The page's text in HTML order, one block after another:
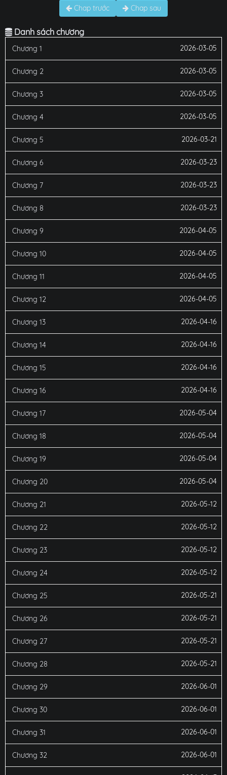
Chap trước Chap sau
Danh sách chương
Chương 1 2026-03-05
Chương 2 2026-03-05
Chương 3 2026-03-05
Chương 4 2026-03-05
Chương 5 2026-03-21
Chương 6 2026-03-23
Chương 7 2026-03-23
Chương 8 2026-03-23
Chương 9 2026-04-05
Chương 10 2026-04-05
Chương 11 2026-04-05
Chương 12 2026-04-05
Chương 13 2026-04-16
Chương 14 2026-04-16
Chương 15 2026-04-16
Chương 16 2026-04-16
Chương 17 2026-05-04
Chương 18 2026-05-04
Chương 19 2026-05-04
Chương 20 2026-05-04
Chương 21 2026-05-12
Chương 22 2026-05-12
Chương 23 2026-05-12
Chương 24 2026-05-12
Chương 25 2026-05-21
Chương 26 2026-05-21
Chương 27 2026-05-21
Chương 28 2026-05-21
Chương 29 2026-06-01
Chương 30 2026-06-01
Chương 31 2026-06-01
Chương 32 2026-06-01